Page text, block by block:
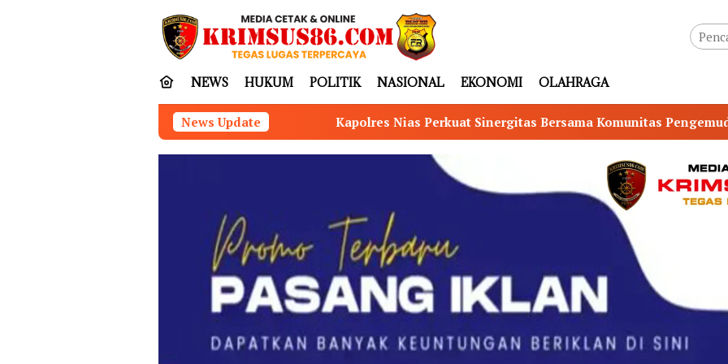
NEWS HUKUM POLITIK NASIONAL EKONOMI OLAHRAGA
News Update
Kapolres Nias Perkuat Sinergitas Bersama Komunitas Pengemudi Maxim, Ojol Didorong